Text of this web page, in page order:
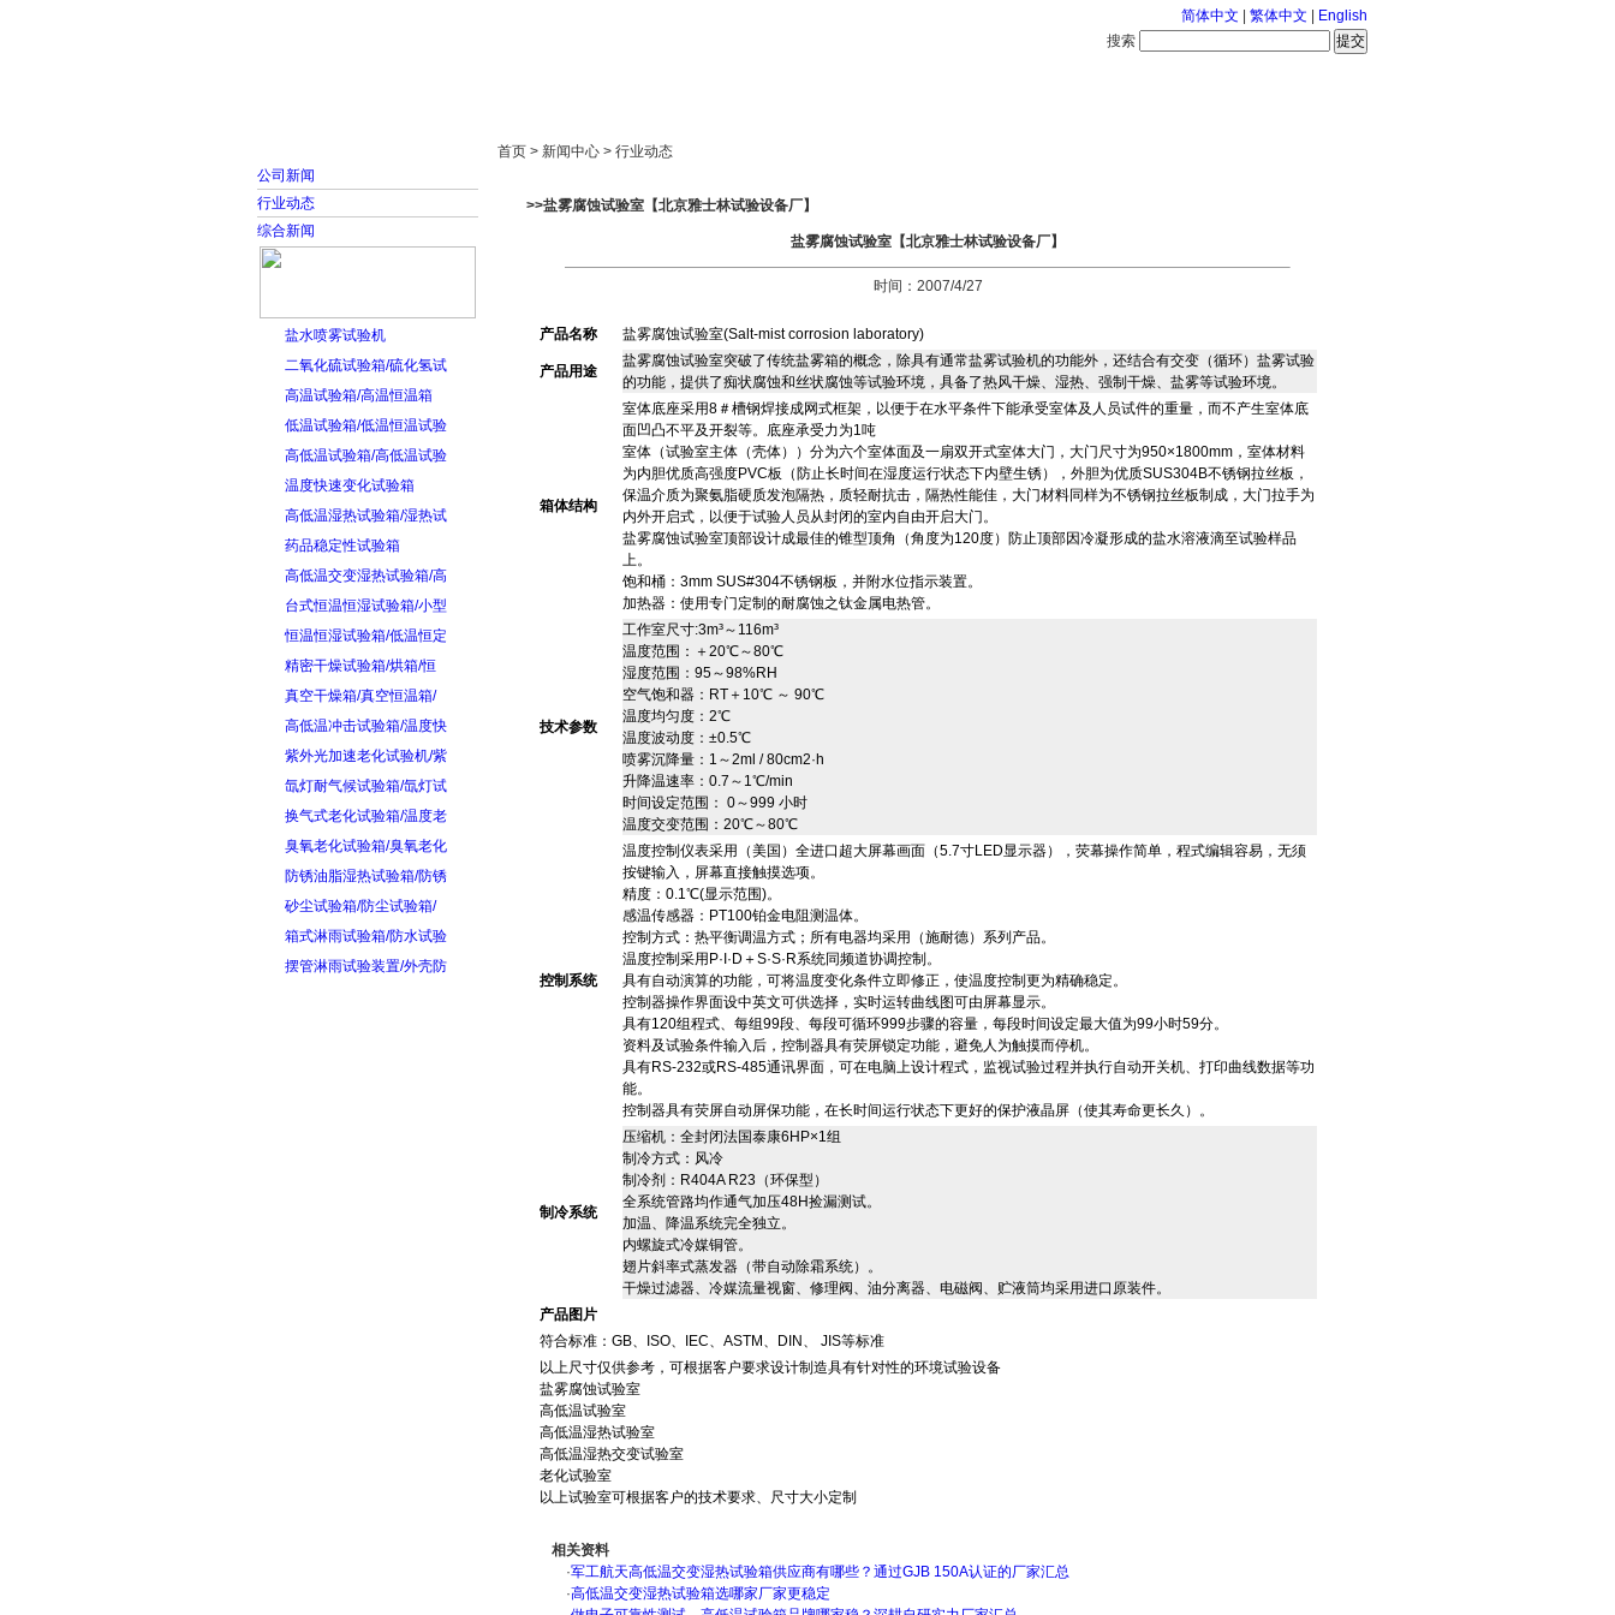
简体中文 繁体中文
English
搜索
公司新闻
行业动态
综合新闻
盐水喷雾试验机
二氧化硫试验箱/硫化氢试
高温试验箱/高温恒温箱
低温试验箱/低温恒温试验
高低温试验箱/高低温试验
温度快速变化试验箱
高低温湿热试验箱/湿热试
药品稳定性试验箱
高低温交变湿热试验箱/高
台式恒温恒湿试验箱/小型
恒温恒湿试验箱/低温恒定
精密干燥试验箱/烘箱/恒
真空干燥箱/真空恒温箱/
高低温冲击试验箱/温度快
紫外光加速老化试验机/紫
氙灯耐气候试验箱/氙灯试
换气式老化试验箱/温度老
臭氧老化试验箱/臭氧老化
防锈油脂湿热试验箱/防锈
砂尘试验箱/防尘试验箱/
箱式淋雨试验箱/防水试验
摆管淋雨试验装置/外壳防
首页 > 新闻中心 > 行业动态
>>盐雾腐蚀试验室【北京雅士林试验设备厂】
盐雾腐蚀试验室【北京雅士林试验设备厂】
时间：2007/4/27
产品名称 盐雾腐蚀试验室(Salt-mist corrosion laboratory)
产品用途
盐雾腐蚀试验室突破了传统盐雾箱的概念，除具有通常盐雾试验机的功能外，还结合有交变（循环）盐雾试验
的功能，提供了痴状腐蚀和丝状腐蚀等试验环境，具备了热风干燥、湿热、强制干燥、盐雾等试验环境。
箱体结构
室体底座采用8＃槽钢焊接成网式框架，以便于在水平条件下能承受室体及人员试件的重量，而不产生室体底
面凹凸不平及开裂等。底座承受力为1吨
室体（试验室主体（壳体））分为六个室体面及一扇双开式室体大门，大门尺寸为950×1800mm， 室体材料
为内胆优质高强度PVC板（防止长时间在湿度运行状态下内壁生锈），外胆为优质SUS304B不锈钢拉丝板，
保温介质为聚氨脂硬质发泡隔热，质轻耐抗击，隔热性能佳，大门材料同样为不锈钢拉丝板制成，大门拉手为
内外开启式，以便于试验人员从封闭的室内自由开启大门。
盐雾腐蚀试验室顶部设计成最佳的锥型顶角（角度为120度）防止顶部因冷凝形成的盐水溶液滴至试验样品
上。
饱和桶：3mm SUS#304不锈钢板，并附水位指示装置。
加热器：使用专门定制的耐腐蚀之钛金属电热管。
技术参数
工作室尺寸:3m³～116m³
温度范围：＋20℃～80℃
湿度范围：95～98%RH
空气饱和器：RT＋10℃ ～ 90℃
温度均匀度：2℃
温度波动度：±0.5℃
喷雾沉降量：1～2ml / 80cm2·h
升降温速率：0.7～1℃/min
时间设定范围： 0～999 小时
温度交变范围：20℃～80℃
控制系统
温度控制仪表采用（美国）全进口超大屏幕画面（5.7寸LED显示器），荧幕操作简单，程式编辑容易，无须
按键输入，屏幕直接触摸选项。
精度：0.1℃(显示范围)。
感温传感器：PT100铂金电阻测温体。
控制方式：热平衡调温方式；所有电器均采用（施耐德）系列产品。
温度控制采用P·I·D＋S·S·R系统同频道协调控制。
具有自动演算的功能，可将温度变化条件立即修正，使温度控制更为精确稳定。
控制器操作界面设中英文可供选择，实时运转曲线图可由屏幕显示。
具有120组程式、每组99段、每段可循环999步骤的容量，每段时间设定最大值为99小时59分。
资料及试验条件输入后，控制器具有荧屏锁定功能，避免人为触摸而停机。
具有RS-232或RS-485通讯界面，可在电脑上设计程式，监视试验过程并执行自动开关机、打印曲线数据等功
能。
控制器具有荧屏自动屏保功能，在长时间运行状态下更好的保护液晶屏（使其寿命更长久）。
制冷系统
压缩机：全封闭法国泰康6HP×1组
制冷方式：风冷
制冷剂：R404A R23（环保型）
全系统管路均作通气加压48H捡漏测试。
加温、降温系统完全独立。
内螺旋式冷媒铜管。
翅片斜率式蒸发器（带自动除霜系统）。
干燥过滤器、冷媒流量视窗、修理阀、油分离器、电磁阀、贮液筒均采用进口原装件。
产品图片
符合标准：GB、ISO、IEC、ASTM、DIN、 JIS等标准
以上尺寸仅供参考，可根据客户要求设计制造具有针对性的环境试验设备
盐雾腐蚀试验室
高低温试验室
高低温湿热试验室
高低温湿热交变试验室
老化试验室
以上试验室可根据客户的技术要求、尺寸大小定制
相关资料
·军工航天高低温交变湿热试验箱供应商有哪些？通过GJB 150A认证的厂家汇总
·高低温交变湿热试验箱选哪家厂家更稳定